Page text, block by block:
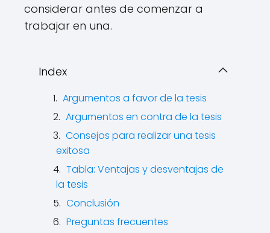
considerar antes de comenzar a
trabajar en una.
Index
Argumentos a favor de la tesis
Argumentos en contra de la tesis
Consejos para realizar una tesis
exitosa
Tabla: Ventajas y desventajas de
la tesis
Conclusión
Preguntas frecuentes